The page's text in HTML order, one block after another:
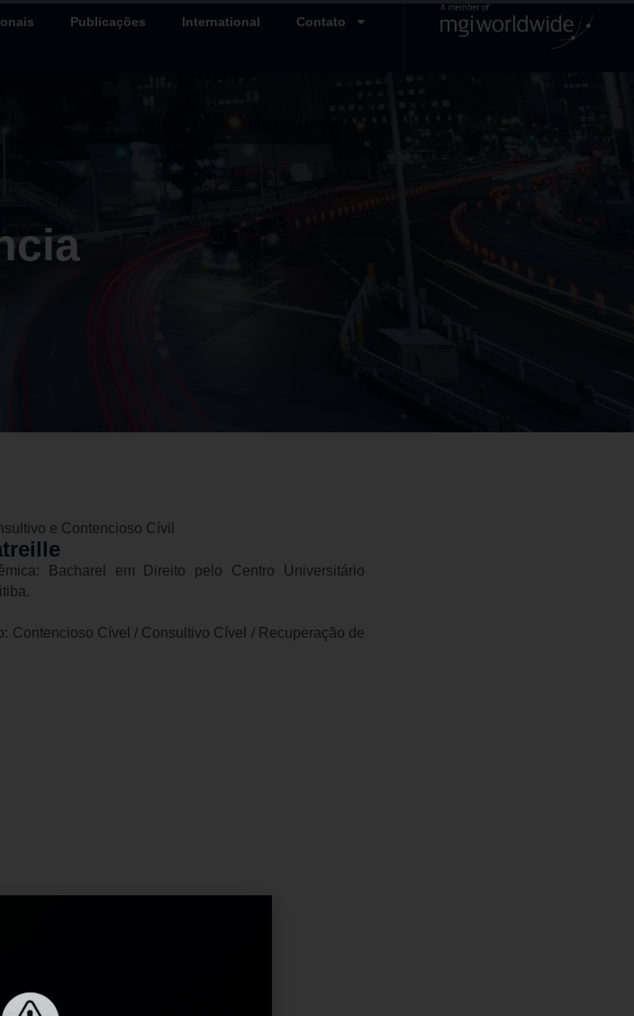
Publicações International Contato
e Contencioso Cívil
Bacharel em Direito pelo Centro Universitário
Contencioso Cível / Consultivo Cível / Recuperação de